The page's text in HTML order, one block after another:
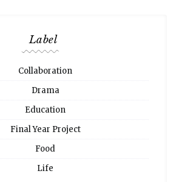
Label
Collaboration
Drama
Education
Final Year Project
Food
Life